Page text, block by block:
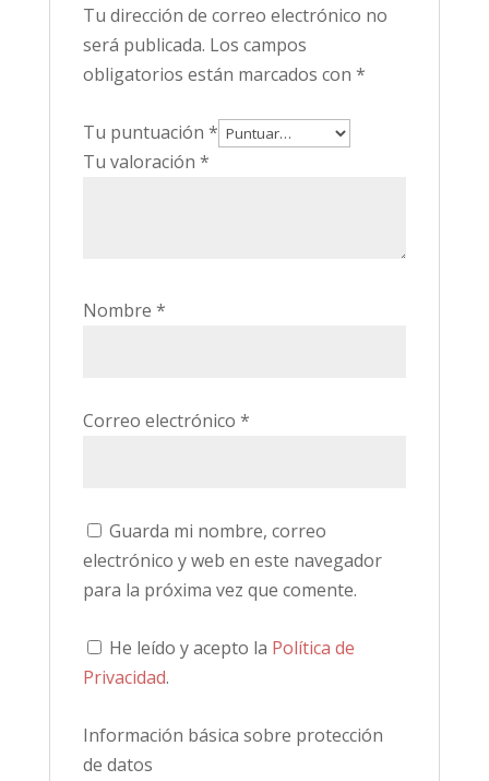
Tu dirección de correo electrónico no
será publicada. Los campos
obligatorios están marcados con *
Tu puntuación *
Tu valoración *
Nombre *
Correo electrónico *
Guarda mi nombre, correo
electrónico y web en este navegador
para la próxima vez que comente.
He leído y acepto la Política de
Privacidad.
Información básica sobre protección
de datos